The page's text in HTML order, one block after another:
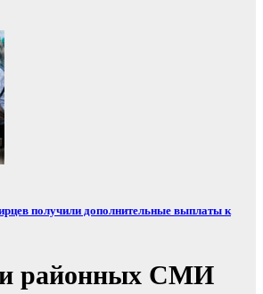
получили дополнительные выплаты к